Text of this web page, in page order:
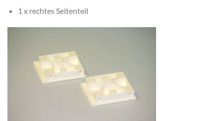
1 x rechtes Seitenteil